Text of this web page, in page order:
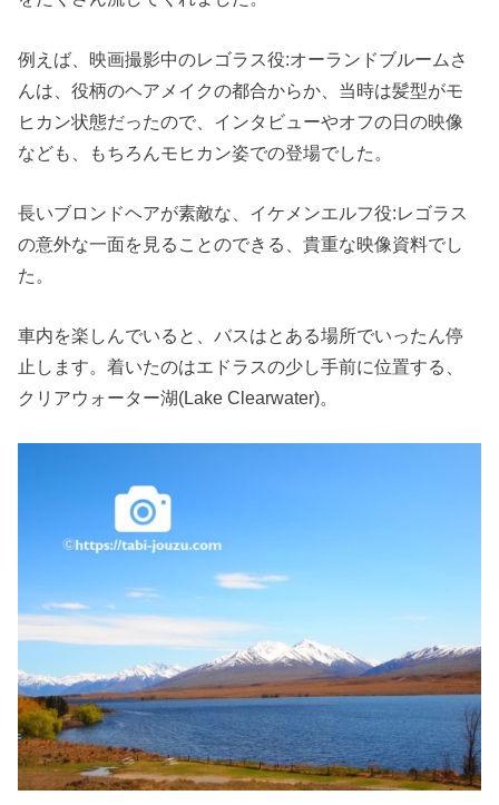
例えば、映画撮影中のレゴラス役:オーランドブルームさ
んは、役柄のヘアメイクの都合からか、当時は髪型がモ
ヒカン状態だったので、インタビューやオフの日の映像
なども、もちろんモヒカン姿での登場でした。
長いブロンドヘアが素敵な、イケメンエルフ役:レゴラス
の意外な一面を見ることのできる、貴重な映像資料でし
た。
車内を楽しんでいると、バスはとある場所でいったん停
止します。着いたのはエドラスの少し手前に位置する、
クリアウォーター湖(Lake Clearwater)。